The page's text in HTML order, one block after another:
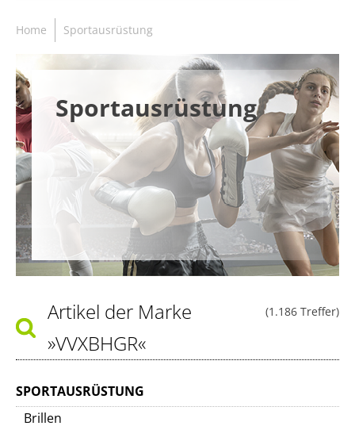
Home Sportausrüstung
Sportausrüstung
(1.186 Treffer)
Artikel der Marke
»VVXBHGR«
SPORTAUSRÜSTUNG
Brillen